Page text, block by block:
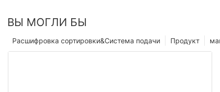
ВЫ МОГЛИ БЫ
Продукт
Расшифровка сортировки&Система подачи